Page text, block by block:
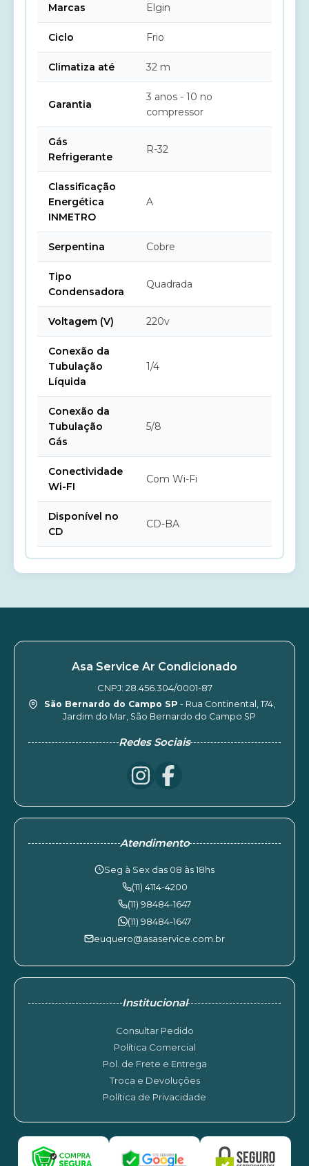
Marcas Elgin
Ciclo Frio
Climatiza até 32 m
Garantia
3 anos - 10 no
compressor
Gás
Refrigerante
R-32
Classificação
Energética
INMETRO
A
Serpentina Cobre
Tipo
Condensadora
Quadrada
Voltagem (V) 220v
Conexão da
Tubulação
Líquida
1/4
Conexão da
Tubulação
Gás
5/8
Conectividade
Wi-FI
Com Wi-Fi
Disponível no
CD
CD-BA
Asa Service Ar Condicionado
CNPJ: 28.456.304/0001-87
São Bernardo do Campo SP - Rua Continental, 174,
Jardim do Mar, São Bernardo do Campo SP
Redes Sociais
Atendimento
Seg à Sex das 08 às 18hs
(11) 4114-4200
(11) 98484-1647
(11) 98484-1647
euquero@asaservice.com.br
Institucional
Consultar Pedido
Política Comercial
Pol. de Frete e Entrega
Troca e Devoluções
Política de Privacidade